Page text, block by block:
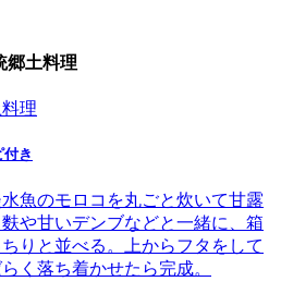
郷土料理
理
き
魚のモロコを丸ごと炊いて甘露
や甘いデンブなどと一緒に、箱
りと並べる。上からフタをして
く落ち着かせたら完成。